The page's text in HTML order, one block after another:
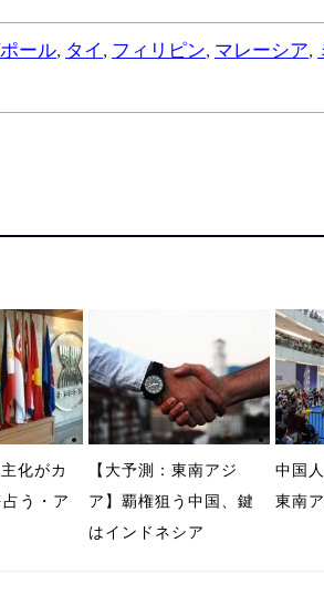
ール, タイ , フィリピン, マレーシア,
化がカ
う・ア
【大予測：東南アジ
ア】覇権狙う中国、鍵
はインドネシア
中国
東南